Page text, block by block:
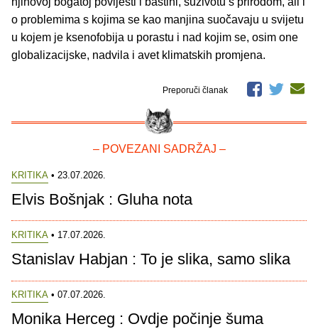
o problemima s kojima se kao manjina suočavaju u svijetu
u kojem je ksenofobija u porastu i nad kojim se, osim one
globalizacijske, nadvila i avet klimatskih promjena.
Preporuči članak
– POVEZANI SADRŽAJ –
KRITIKA • 23.07.2026.
Elvis Bošnjak : Gluha nota
KRITIKA • 17.07.2026.
Stanislav Habjan : To je slika, samo slika
KRITIKA • 07.07.2026.
Monika Herceg : Ovdje počinje šuma